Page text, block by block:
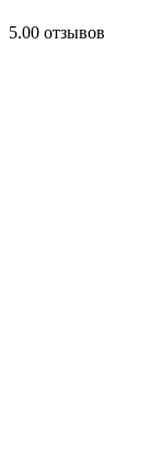
5.00 отзывов